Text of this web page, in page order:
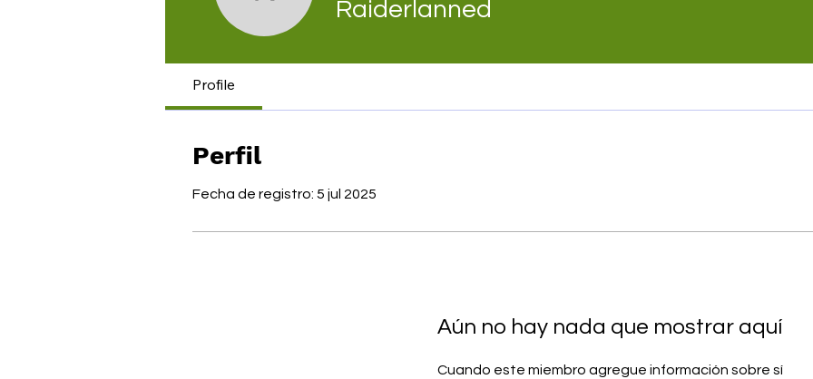
Raiderlanned
Profile
Perfil
Fecha de registro: 5 jul 2025
Aún no hay nada que mostrar aquí
Cuando este miembro agregue información sobre sí